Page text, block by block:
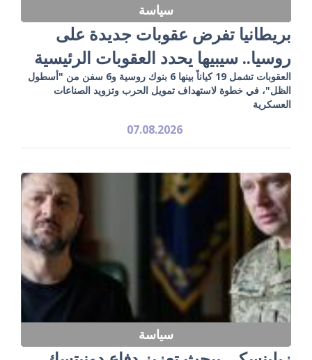
سياسة
بريطانيا تفرض عقوبات جديدة على
روسيا.. سيبيها يحدد العقوبات الرئيسية
العقوبات تشمل 19 كياناً بينها 6 بنوك روسية و6 سفن من "أسطول
الظل"، في خطوة لاستهداف تمويل الحرب وتزويد الصناعات
العسكرية
07.08.2026
سياسة